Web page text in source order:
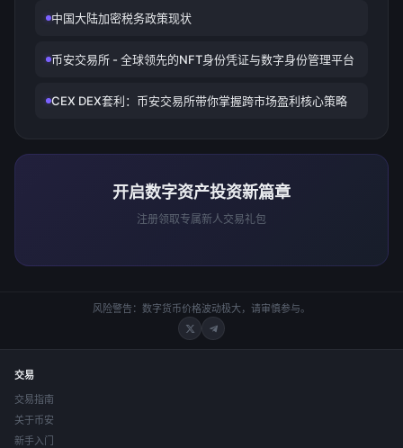
中国大陆加密税务政策现状
币安交易所 - 全球领先的NFT身份凭证与数字身份管理平台
CEX DEX套利：币安交易所带你掌握跨市场盈利核心策略
开启数字资产投资新篇章
注册领取专属新人交易礼包
风险警告：数字货币价格波动极大，请审慎参与。
交易
交易指南
关于币安
新手入门